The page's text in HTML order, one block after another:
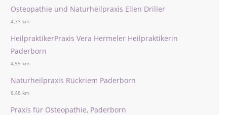
Osteopathie und Naturheilpraxis Ellen Driller
4,73 km
HeilpraktikerPraxis Vera Hermeler Heilpraktikerin
Paderborn
4,99 km
Naturheilpraxis Rückriem Paderborn
8,48 km
Praxis für Osteopathie, Paderborn